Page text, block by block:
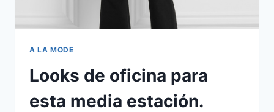
A LA MODE
Looks de oficina para
esta media estación.